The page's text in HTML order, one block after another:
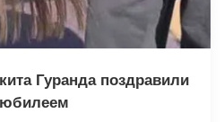
Гуранда поздравили